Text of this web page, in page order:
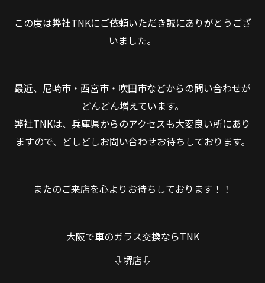
この度は弊社TNKにご依頼いただき誠にありがとうござ
いました。
最近、尼崎市・西宮市・吹田市などからの問い合わせが
どんどん増えています。
弊社TNKは、兵庫県からのアクセスも大変良い所にあり
ますので、どしどしお問い合わせお待ちしております。
またのご来店を心よりお待ちしております！！
大阪で車のガラス交換ならTNK
⇩堺店⇩